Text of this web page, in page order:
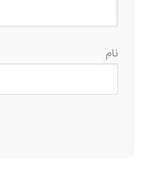
نام